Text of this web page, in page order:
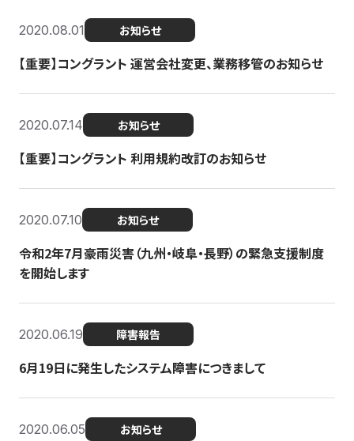
2020.08.01 お知らせ
【重要】コングラント 運営会社変更、業務移管のお知らせ
2020.07.14 お知らせ
【重要】コングラント 利用規約改訂のお知らせ
2020.07.10 お知らせ
令和2年7月豪雨災害（九州・岐阜・長野）の緊急支援制度
を開始します
2020.06.19 障害報告
6月19日に発生したシステム障害につきまして
2020.06.05 お知らせ